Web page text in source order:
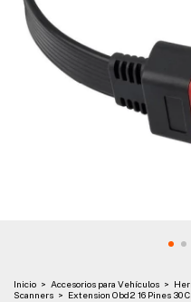
Inicio > Accesorios para Vehículos >
Scanners > Extension Obd2 16 Pines 30